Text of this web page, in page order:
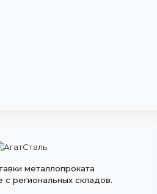
металлопроката
с региональных складов.